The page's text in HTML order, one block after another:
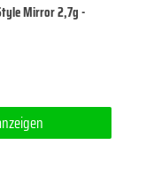
Mirror 2,7g -